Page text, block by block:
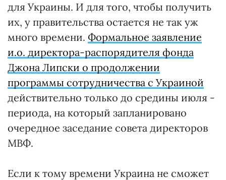
для Украины. И для того, чтобы получить
их, у правительства остается не так уж
много времени. Формальное заявление
и.о. директора-распорядителя фонда
Джона Липски о продолжении
программы сотрудничества с Украиной
действительно только до средины июля -
периода, на который запланировано
очередное заседание совета директоров
МВФ.
Если к тому времени Украина не сможет